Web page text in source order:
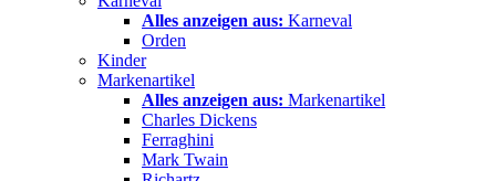
Alles anzeigen aus: Karneval
Orden
Kinder
Markenartikel
Alles anzeigen aus: Markenartikel
Charles Dickens
Ferraghini
Mark Twain